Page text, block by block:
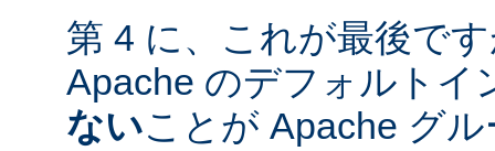
第 4 に、これが最後で
Apache のデフォルトイ
ないことが Apache グ